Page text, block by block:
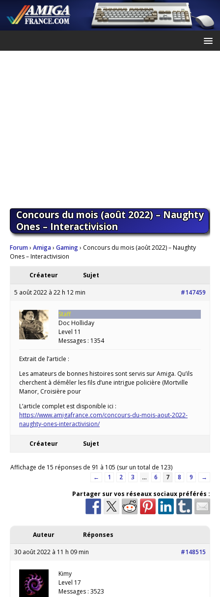
Concours du mois (août 2022) – Naughty
Ones – Interactivision
Forum› Amiga› Gaming› Concours du mois (août 2022) – Naughty
Ones – Interactivision
Créateur Sujet
5 août 2022 à 22 h 12 min #147459
Staff
Doc Holliday
Level 11
Messages : 1354
Extrait de l’article :
Les amateurs de bonnes histoires sont servis sur Amiga. Qu’ils
cherchent à démêler les fils d’une intrigue policière (Mortville
Manor, Croisière pour
L’article complet est disponible ici :
https://www.amigafrance.com/concours-du-mois-aout-2022-
naughty-ones-interactivision/
Créateur Sujet
Affichage de 15 réponses de 91 à 105 (sur un total de 123)
←
1 2 3 … 6 7 8 9
→
Partager sur vos réseaux sociaux préférés :
Auteur Réponses
30 août 2022 à 11 h 09 min #148515
Kimy
Level 17
Messages : 3523